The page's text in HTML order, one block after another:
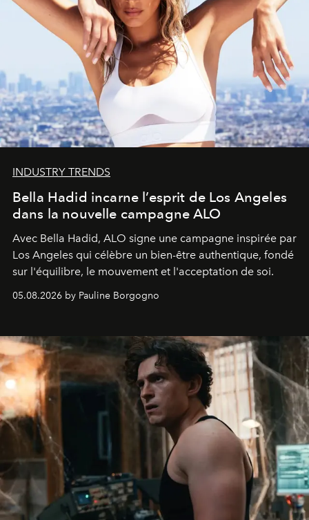
INDUSTRY TRENDS
Bella Hadid incarne l’esprit de Los Angeles
dans la nouvelle campagne ALO
Avec Bella Hadid, ALO signe une campagne inspirée par
Los Angeles qui célèbre un bien-être authentique, fondé
sur l'équilibre, le mouvement et l'acceptation de soi.
05.08.2026 by Pauline Borgogno